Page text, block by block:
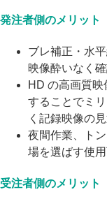
発注者側のメリット
ブレ補正・水
映像酔いなく
HD の高画質
することでミ
く記録映像の
夜間作業、ト
場を選ばす使用
受注者側のメリット